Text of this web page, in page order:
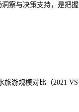
察与决策支持，是把
规模对比（2021 VS